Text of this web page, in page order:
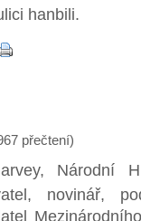
hanbili.
přečtení)
Národní
novinář,